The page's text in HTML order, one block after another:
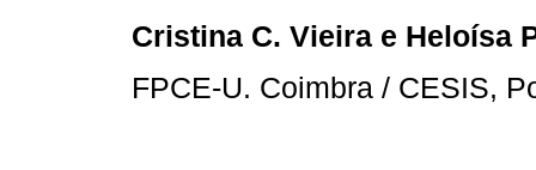
Cristina C. Vieira e Heloísa
FPCE-U. Coimbra / CESIS,